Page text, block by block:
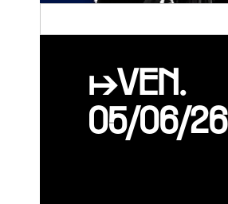
↦VEN.
05/06/26